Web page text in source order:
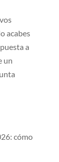
acabes
a
un
cómo